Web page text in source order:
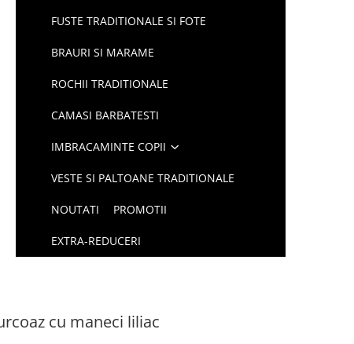
FUSTE TRADITIONALE SI FOTE
BRAURI SI MARAME
ROCHII TRADITIONALE
CAMASI BARBATESTI
IMBRACAMINTE COPII
VESTE SI PALTOANE TRADITIONALE
NOUTATI PROMOTII
EXTRA-REDUCERI
cu maneci liliac